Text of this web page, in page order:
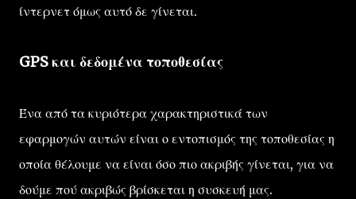
ίντερνετ όμως αυτό δε γίνεται.
GPS και δεδομένα τοποθεσίας
Ένα από τα κυριότερα χαρακτηριστικά των
εφαρμογών αυτών είναι ο εντοπισμός της τοποθεσίας η
οποία θέλουμε να είναι όσο πιο ακριβής γίνεται, για να
δούμε πού ακριβώς βρίσκεται η συσκευή μας.